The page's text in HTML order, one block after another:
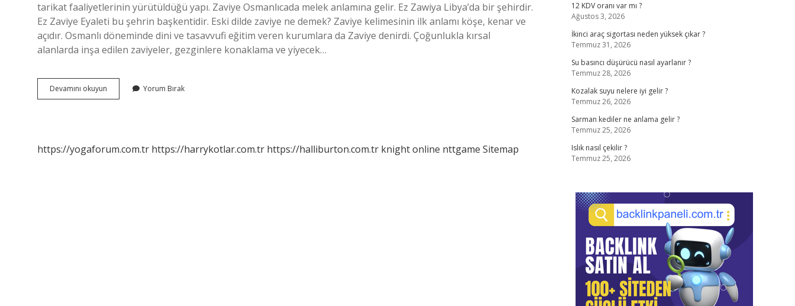
tarikat faaliyetlerinin yürütüldüğü yapı. Zaviye Osmanlıcada melek anlamına gelir. Ez Zawiya Libya’da bir şehirdir.
Ez Zaviye Eyaleti bu şehrin başkentidir. Eski dilde zaviye ne demek? Zaviye kelimesinin ilk anlamı köşe, kenar ve
açıdır. Osmanlı döneminde dini ve tasavvufi eğitim veren kurumlara da Zaviye denirdi. Çoğunlukla kırsal
alanlarda inşa edilen zaviyeler, gezginlere konaklama ve yiyecek…
Devamını okuyun
Ne
Yorum Bırak
https://yogaforum.com.tr https://harrykotlar.com.tr https://halliburton.com.tr knight online nttgame Sitemap
12 KDV oranı var mı ?
Ağustos 3, 2026
İkinci araç sigortası neden yüksek çıkar ?
Temmuz 31, 2026
Su basıncı düşürücü nasıl ayarlanır ?
Temmuz 28, 2026
Kozalak suyu nelere iyi gelir ?
Temmuz 26, 2026
Sarman kediler ne anlama gelir ?
Temmuz 25, 2026
Islık nasıl çekilir ?
Temmuz 25, 2026